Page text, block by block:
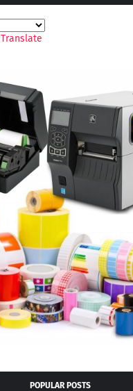
Translate
POPULAR POSTS